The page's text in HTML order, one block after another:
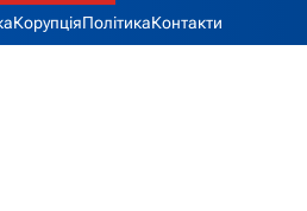
КорупціяПолітикаКонтакти